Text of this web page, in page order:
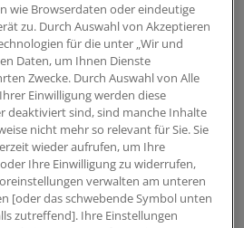
meisten Kunden wahrscheinlich
Nutzung des elektronischen
Gerät erleichtert die Abwicklung
-Behördengängen.
Kassen mit der Ausgabe der
begonnen haben, stellt die
solche Lesegeräte zur
wie Browserdaten oder eindeutige
zu. Durch Auswahl von Akzeptieren
für die unter „Wir und
Daten, um Ihnen Dienste
Zwecke. Durch Auswahl von Alle
Einwilligung werden diese
deaktiviert sind, sind manche Inhalte
nicht mehr so relevant für Sie. Sie
wieder aufrufen, um Ihre
Ihre Einwilligung zu widerrufen,
verwalten am unteren
[oder das schwebende Symbol unten
zutreffend]. Ihre Einstellungen